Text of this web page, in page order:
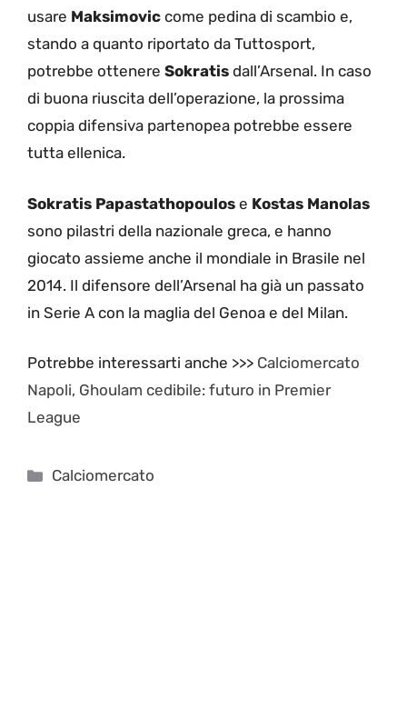
usare Maksimovic come pedina di scambio e,
stando a quanto riportato da Tuttosport,
potrebbe ottenere Sokratis dall’Arsenal. In caso
di buona riuscita dell’operazione, la prossima
coppia difensiva partenopea potrebbe essere
tutta ellenica.
Sokratis Papastathopoulos e Kostas Manolas
sono pilastri della nazionale greca, e hanno
giocato assieme anche il mondiale in Brasile nel
2014. Il difensore dell’Arsenal ha già un passato
in Serie A con la maglia del Genoa e del Milan.
Potrebbe interessarti anche >>> Calciomercato
Napoli, Ghoulam cedibile: futuro in Premier
League
Categorie
Calciomercato